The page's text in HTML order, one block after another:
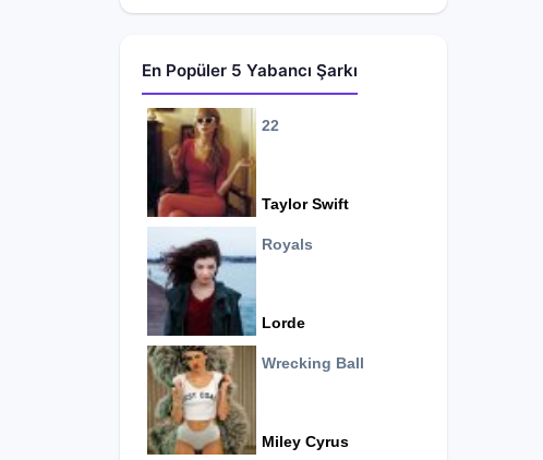
En Popüler 5 Yabancı Şarkı
22
Taylor Swift
Royals
Lorde
Wrecking Ball
Miley Cyrus